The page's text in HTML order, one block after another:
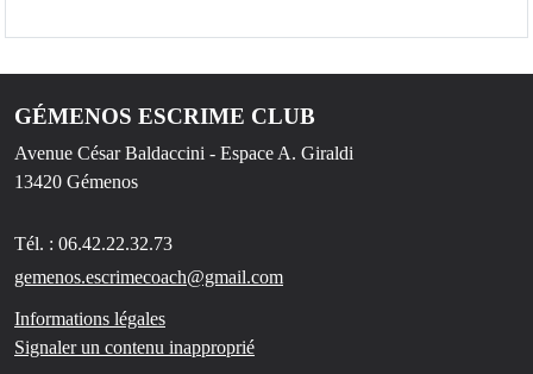
GÉMENOS ESCRIME CLUB
Avenue César Baldaccini - Espace A. Giraldi
13420 Gémenos
Tél. : 06.42.22.32.73
gemenos.escrimecoach@gmail.com
Informations légales
Signaler un contenu inapproprié